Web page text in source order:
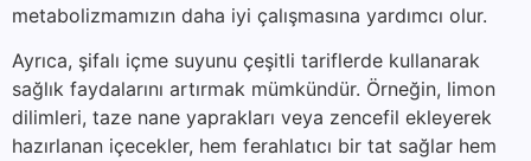
metabolizmamızın daha iyi çalışmasına yardımcı olur.
Ayrıca, şifalı içme suyunu çeşitli tariflerde kullanarak
sağlık faydalarını artırmak mümkündür. Örneğin, limon
dilimleri, taze nane yaprakları veya zencefil ekleyerek
hazırlanan içecekler, hem ferahlatıcı bir tat sağlar hem